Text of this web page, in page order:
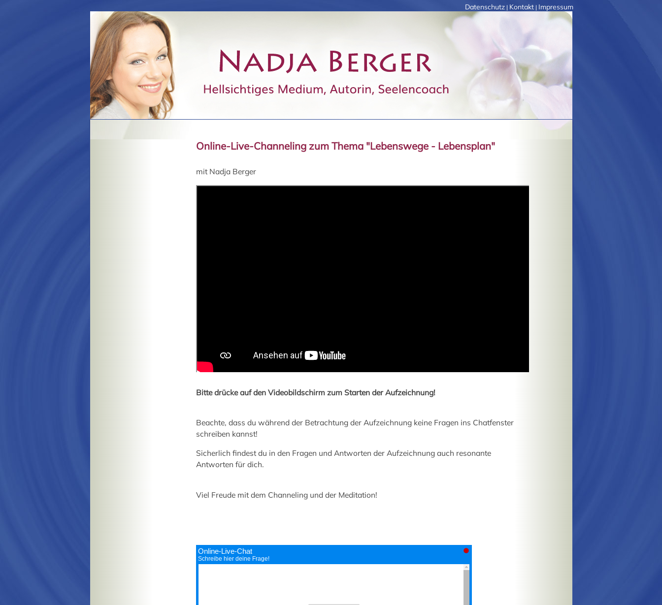
Datenschutz| Kontakt| Impressum
Online-Live-Channeling zum Thema "Lebenswege - Lebensplan"
mit Nadja Berger
Bitte drücke auf den Videobildschirm zum Starten der Aufzeichnung!
Beachte, dass du während der Betrachtung der Aufzeichnung keine Fragen ins Chatfenster
schreiben kannst!
Sicherlich findest du in den Fragen und Antworten der Aufzeichnung auch resonante
Antworten für dich.
Viel Freude mit dem Channeling und der Meditation!